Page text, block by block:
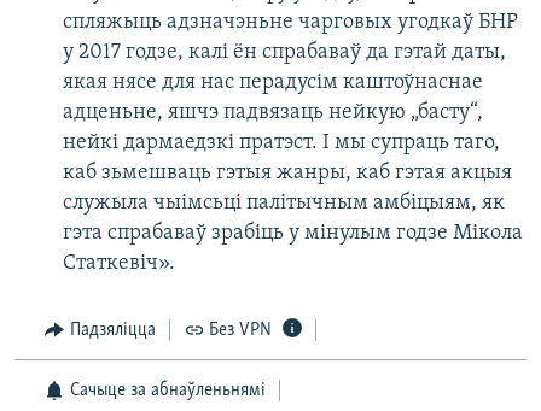
спляжыць адзначэньне чарговых угодкаў БНР
у 2017 годзе, калі ён спрабаваў да гэтай даты,
якая нясе для нас перадусім каштоўнаснае
адценьне, яшчэ падвязаць нейкую „басту“,
нейкі дармаедзкі пратэст. І мы супраць таго,
каб зьмешваць гэтыя жанры, каб гэтая акцыя
служыла чыімсьці палітычным амбіцыям, як
гэта спрабаваў зрабіць у мінулым годзе Мікола
Статкевіч».
Падзяліцца Без VPN
Сачыце за абнаўленьнямі